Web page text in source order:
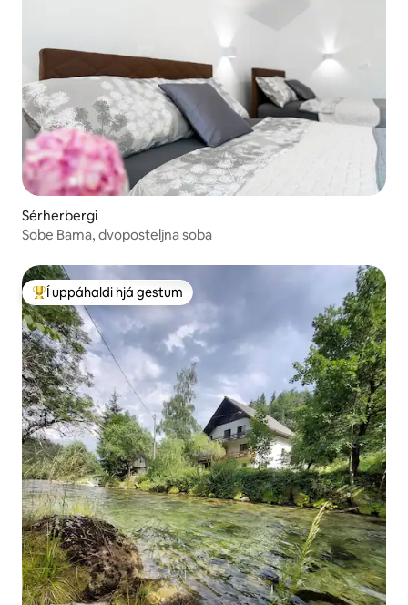
Sérherbergi
Sobe Bama, dvoposteljna soba
Í mestu uppáhaldi hjá gestum
Í uppáhaldi hjá gestum